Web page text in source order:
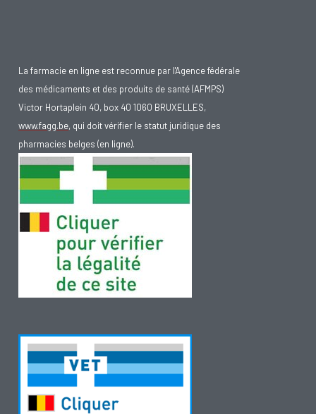
La farmacie en ligne est reconnue par l'Agence fédérale
des médicaments et des produits de santé (AFMPS)
Victor Hortaplein 40, box 40 1060 BRUXELLES,
www.fagg.be, qui doit vérifier le statut juridique des
pharmacies belges (en ligne).